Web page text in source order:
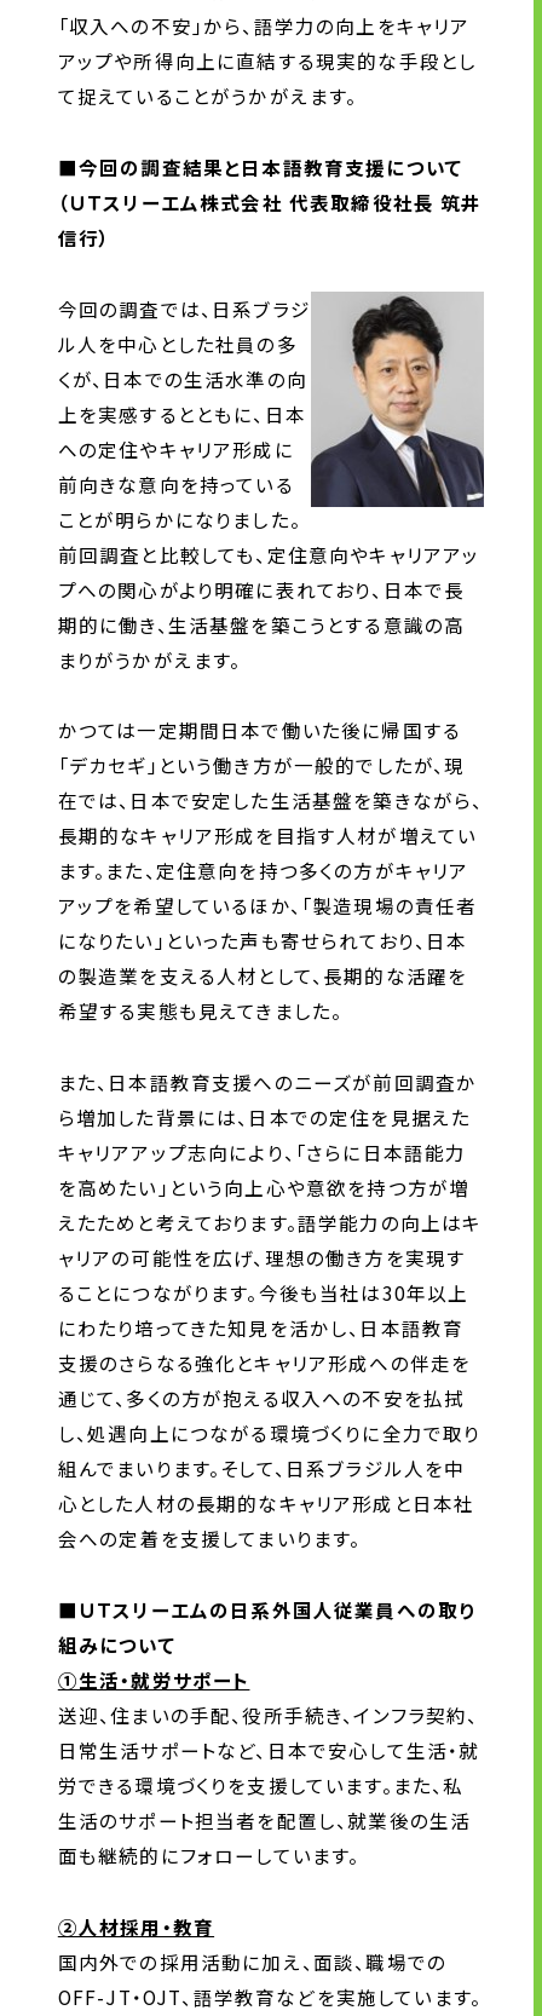
「収入への不安」から、語学力の向上をキャリア
アップや所得向上に直結する現実的な手段とし
て捉えていることがうかがえます。
■今回の調査結果と日本語教育支援について
（ＵＴスリーエム株式会社 代表取締役社長 筑井
信行）
今回の調査では、日系ブラジ
ル人を中心とした社員の多
くが、日本での生活水準の向
上を実感するとともに、日本
への定住やキャリア形成に
前向きな意向を持っている
ことが明らかになりました。
前回調査と比較しても、定住意向やキャリアアッ
プへの関心がより明確に表れており、日本で長
期的に働き、生活基盤を築こうとする意識の高
まりがうかがえます。
かつては一定期間日本で働いた後に帰国する
「デカセギ」という働き方が一般的でしたが、現
在では、日本で安定した生活基盤を築きながら、
長期的なキャリア形成を目指す人材が増えてい
ます。また、定住意向を持つ多くの方がキャリア
アップを希望しているほか、「製造現場の責任者
になりたい」といった声も寄せられており、日本
の製造業を支える人材として、長期的な活躍を
希望する実態も見えてきました。
また、日本語教育支援へのニーズが前回調査か
ら増加した背景には、日本での定住を見据えた
キャリアアップ志向により、「さらに日本語能力
を高めたい」という向上心や意欲を持つ方が増
えたためと考えております。語学能力の向上はキ
ャリアの可能性を広げ、理想の働き方を実現す
ることにつながります。今後も当社は30年以上
にわたり培ってきた知見を活かし、日本語教育
支援のさらなる強化とキャリア形成への伴走を
通じて、多くの方が抱える収入への不安を払拭
し、処遇向上につながる環境づくりに全力で取り
組んでまいります。そして、日系ブラジル人を中
心とした人材の長期的なキャリア形成と日本社
会への定着を支援してまいります。
■ＵＴスリーエムの日系外国人従業員への取り
組みについて
①生活・就労サポート
送迎、住まいの手配、役所手続き、インフラ契約、
日常生活サポートなど、日本で安心して生活・就
労できる環境づくりを支援しています。また、私
生活のサポート担当者を配置し、就業後の生活
面も継続的にフォローしています。
②人材採用・教育
国内外での採用活動に加え、面談、職場での
OFF-JT・OJT、語学教育などを実施しています。